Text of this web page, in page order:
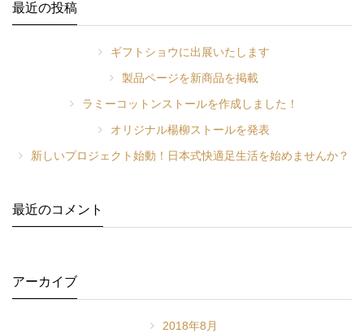
最近の投稿
ギフトショウに出展いたします
製品ページを新商品を掲載
ラミーコットンストールを作成しました！
オリジナル楊柳ストールを発表
新しいプロジェクト始動！日本式快適足生活を始めませんか？
最近のコメント
アーカイブ
2018年8月